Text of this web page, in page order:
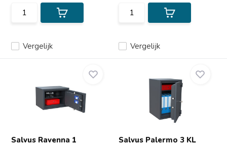
Vergelijk Vergelijk
Salvus Ravenna 1
Salvus Palermo 3 KL